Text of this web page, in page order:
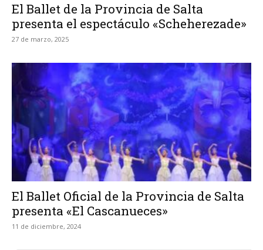
El Ballet de la Provincia de Salta
presenta el espectáculo «Scheherezade»
27 de marzo, 2025
El Ballet Oficial de la Provincia de Salta
presenta «El Cascanueces»
11 de diciembre, 2024